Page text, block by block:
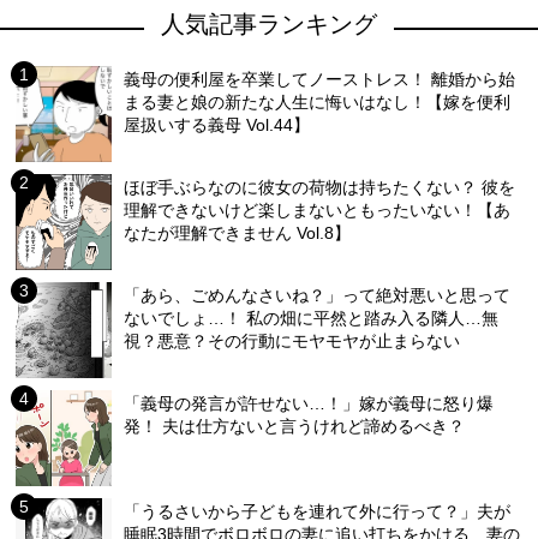
人気記事ランキング
義母の便利屋を卒業してノーストレス！ 離婚から始
まる妻と娘の新たな人生に悔いはなし！【嫁を便利
屋扱いする義母 Vol.44】
ほぼ手ぶらなのに彼女の荷物は持ちたくない？ 彼を
理解できないけど楽しまないともったいない！【あ
なたが理解できません Vol.8】
「あら、ごめんなさいね？」って絶対悪いと思って
ないでしょ…！ 私の畑に平然と踏み入る隣人…無
視？悪意？その行動にモヤモヤが止まらない
「義母の発言が許せない…！」嫁が義母に怒り爆
発！ 夫は仕方ないと言うけれど諦めるべき？
「うるさいから子どもを連れて外に行って？」夫が
睡眠3時間でボロボロの妻に追い打ちをかける…妻の